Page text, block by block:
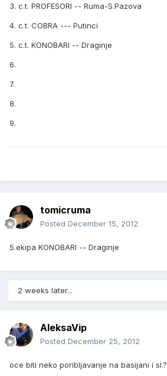
3. c.t. PROFESORI -- Ruma-S.Pazova
4. c.t. COBRA --- Putinci
5. c.t. KONOBARI -- Draginje
6.
7.
8.
9.
tomicruma
Posted December 15, 2012
5.ekipa KONOBARI -- Draginje
2 weeks later...
AleksaVip
Posted December 25, 2012
oce biti neko poribljavanje na basijani i sl.?